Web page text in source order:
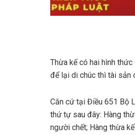
Thừa kế có hai hình
để lại di chúc thì tài sản
Căn cứ tại Điều 651 Bộ
thứ tự sau đây: Hàng
người chết; Hàng thừa